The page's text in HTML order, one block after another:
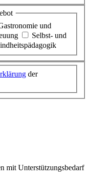
und
Selbst- und
der
mit Unterstützungsbedarf